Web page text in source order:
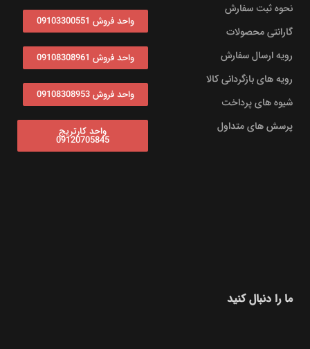
نحوه ثبت سفارش
گارانتی محصولات
رویه ارسال سفارش
رویه های بازگردانی کالا
شیوه های پرداخت
پرسش های متداول
واحد فروش 09103300551
واحد فروش 09108308961
واحد فروش 09108308953
واحد کارتریج
09120705845
ما را دنبال کنید